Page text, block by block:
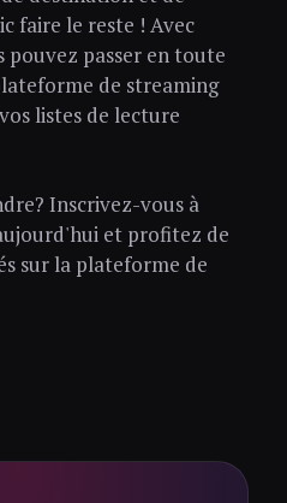
faire le reste ! Avec
pouvez passer en toute
de streaming
listes de lecture
Inscrivez-vous à
et profitez de
sur la plateforme de